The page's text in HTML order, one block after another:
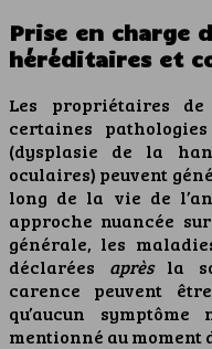
Prise en charge
héréditaires et
Les propriétaires
certaines
(dysplasie de la
oculaires) peuvent
long de la vie de
approche nuancée
générale, les
déclarées aprèsla
carence peuvent
qu’aucun
mentionné au moment